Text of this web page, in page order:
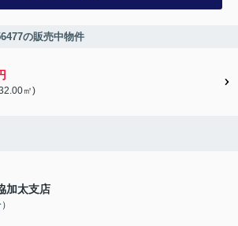
の販売中物件
㎡)
加太支店